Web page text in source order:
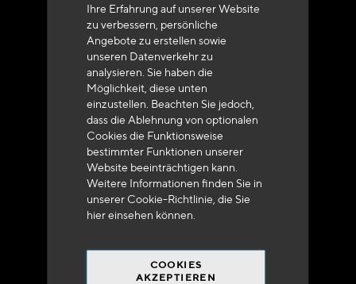
Ihre Erfahrung auf unserer Website
zu verbessern, persönliche
Angebote zu erstellen sowie
unseren Datenverkehr zu
analysieren. Sie haben die
Möglichkeit, diese unten
einzustellen. Beachten Sie jedoch,
dass die Ablehnung von optionalen
Cookies die Funktionsweise
bestimmter Funktionen unserer
Website beeinträchtigen kann.
Weitere Informationen finden Sie in
unserer Cookie-Richtlinie, die Sie
hiereinsehen können.
COOKIES
AKZEPTIEREN
Lieferung innerhalb von 48 bis 72 Stunden in
Metropolitan-Frankreich
Versandkostenfrei
bei 250 Euros*